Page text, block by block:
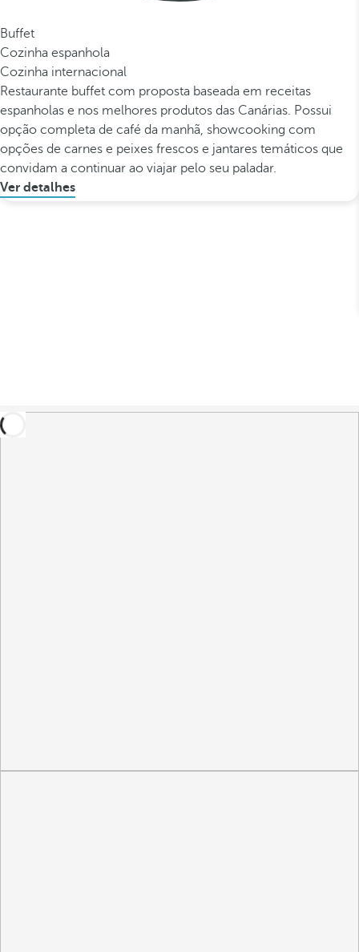
Buffet
Cozinha espanhola
Cozinha internacional
Restaurante buffet com proposta baseada em receitas
espanholas e nos melhores produtos das Canárias. Possui
opção completa de café da manhã, showcooking com
opções de carnes e peixes frescos e jantares temáticos que
convidam a continuar ao viajar pelo seu paladar.
Ver detalhes